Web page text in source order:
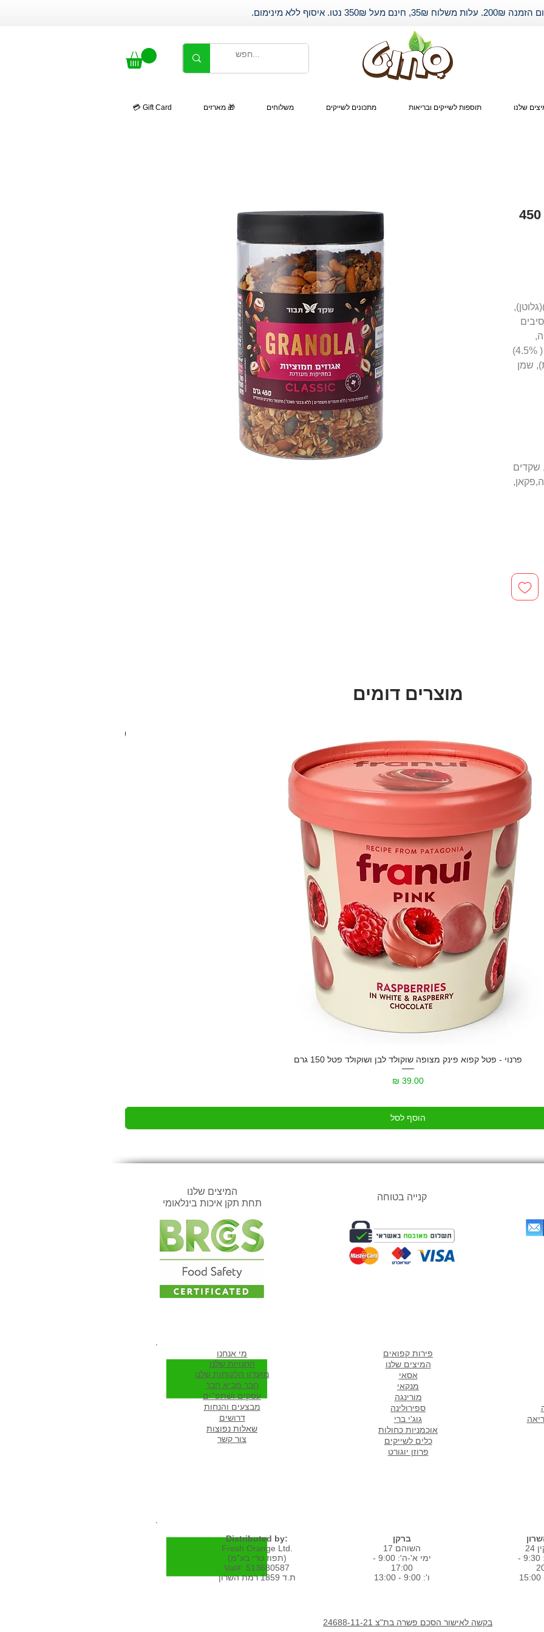
35₪, חינם מעל 350₪ נטו. איסוף ללא מינימום.
שלנו תוספות לשייקים ובריאות מתכונים לשייקים משלוחים 🎁 מארזים Gift Card 💳
גרנולה אגוזים חמוציות 450
שיבולת שועל מלאה (54%)(גלוטן),
סיבים
גרעיני דלעת, סילאן טבעי, חמוציות ( 4.5%)
שמן
שקדים
מוצרים דומים
פרנוי - פטל קפוא פינק מצופה שוקולד לבן ושוקולד פטל 150 גרם
מחיר
הוסף לסל
המיצים שלנו
תחת תקן איכות בינלאומי
קנייה בטוחה
פירות קפואים
המיצים שלנו
אסאי
מנקאי
מורינגה
ספירולינה
גוג'י ברי
אוכמניות כחולות
כלים לשייקים
פרוזן יוגורט
מי אנחנו
החנויות שלנו
מועדון הלקוחות שלנו
חבר מביא חבר
עסקים ושתפ''ים
מבצעים והנחות
דרושים
שאלות נפוצות
צור קשר
Distributed by:
Fresh Orange Ltd.
(תפוז טרי בע"מ)
Vat#: 513680587
ת.ד 1859 רמת השרון
ברקן
השוהם 17
ימי א'-ה': 9:00 -
17:00
ו': 9:00 - 13:00
ימי א'-ה': 9:30 -
בקשה לאישור הסכם פשרה בת"צ 24688-11-21